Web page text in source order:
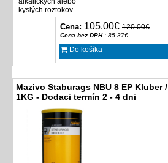
kyslých roztokov.
Cena: 105.00€ 120.00€
Cena bez DPH: 85.37€
Do košíka
Mazivo Staburags NBU 8 EP Kluber /
1KG - Dodaci termín 2 - 4 dni